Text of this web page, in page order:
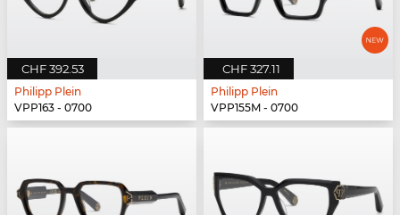
CHF 392.53
Philipp Plein
VPP163 - 0700
CHF 327.11
Philipp Plein
VPP155M - 0700